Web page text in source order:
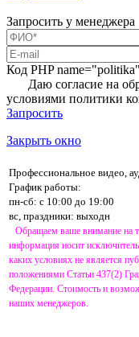
Запросить у менеджера
Код PHP
Даю согласие на
условиями политики
Запросить
Закрыть окно
Профессиональное видео,
График работы:
пн-сб: с 10:00 до 19:00
вс, праздники: выходн
Обращаем ваше внимание на
информация носит
каких условиях не является
положениями Статьи 437(2)
Федерации. Стоимость и
наших менеджеров.